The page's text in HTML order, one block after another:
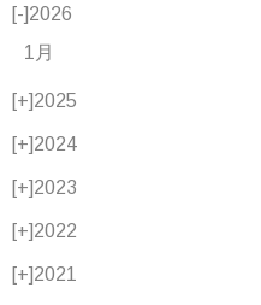
[-]2026
1月
[+]2025
[+]2024
[+]2023
[+]2022
[+]2021